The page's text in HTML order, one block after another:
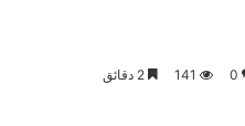
0
141